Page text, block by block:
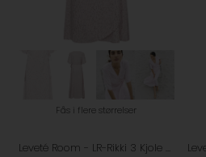
Fås i flere størrelser
Leveté Room - LR-Rikki 3 Kjole - Veiled Pink Combi